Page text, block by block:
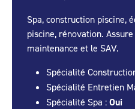
Spa, construction piscine,
piscine, rénovation.
maintenance et le SAV.
Spécialité
Spécialité Entretien
Spécialité Spa : Oui